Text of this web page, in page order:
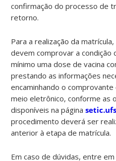
confirmação do processo de
retorno.
Para a realização da
devem comprovar a condição
mínimo uma dose de vacina
prestando as informações
encaminhando o
meio eletrônico, conforme as
disponíveis na página
procedimento deverá ser
anterior à etapa de matrícula.
Em caso de dúvidas, entre